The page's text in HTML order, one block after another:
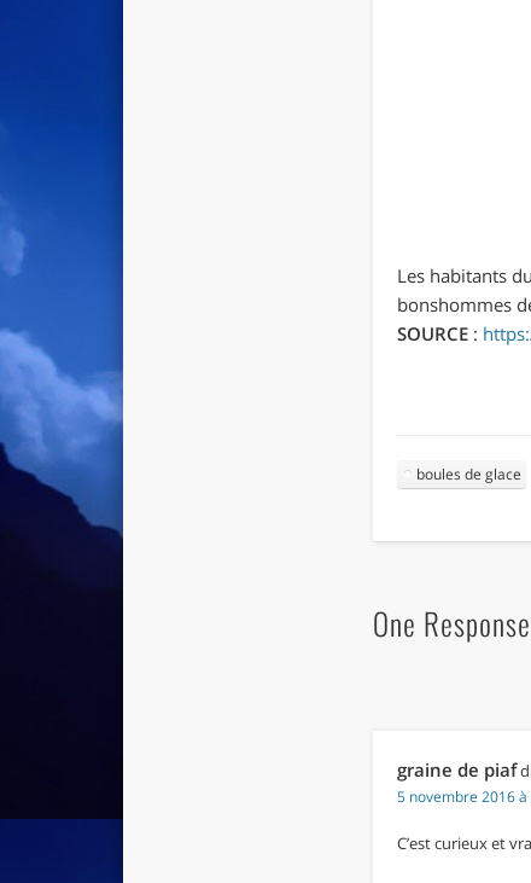
Les habitants
bonshommes
SOURCE :
boules de glace
One
graine de piaf
5 novembre 2016
C’est curieux et